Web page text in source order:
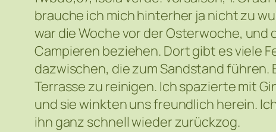
brauche ich mich hinterher ja nicht zu
war die Woche vor der Osterwoche, und
Campieren beziehen. Dort gibt es viele
dazwischen, die zum Sandstand
Terrasse zu reinigen. Ich spazierte mit
und sie winkten uns freundlich herein.
ihn ganz schnell wieder zurückzog.